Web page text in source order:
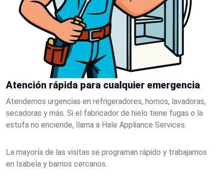
Atención rápida para cualquier emergencia
Atendemos urgencias en refrigeradores, hornos, lavadoras,
secadoras y más. Si el fabricador de hielo tiene fugas o la
estufa no enciende, llama a Hale Appliance Services.
La mayoría de las visitas se programan rápido y trabajamos
en Isabela y barrios cercanos.